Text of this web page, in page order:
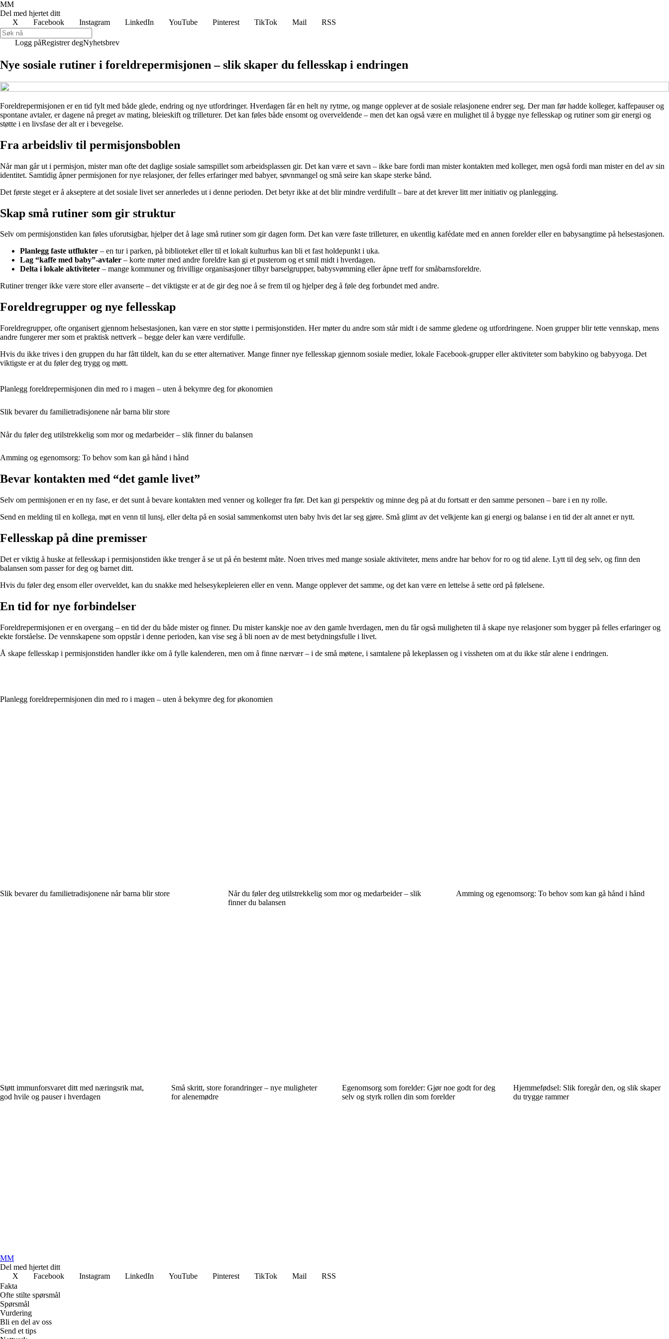
MM
Del med hjertet ditt
X
Facebook Instagram LinkedIn YouTube Pinterest TikTok Mail RSS
Logg påRegistrer degNyhetsbrev
Nye sosiale rutiner i foreldrepermisjonen – slik skaper du fellesskap i endringen
Foreldrepermisjonen er en tid fylt med både glede, endring og nye utfordringer. Hverdagen får en helt ny rytme, og mange opplever at de sosiale relasjonene endrer seg. Der man før hadde kolleger, kaffepauser og
spontane avtaler, er dagene nå preget av mating, bleieskift og trilleturer. Det kan føles både ensomt og overveldende – men det kan også være en mulighet til å bygge nye fellesskap og rutiner som gir energi og
støtte i en livsfase der alt er i bevegelse.
Fra arbeidsliv til permisjonsboblen
Når man går ut i permisjon, mister man ofte det daglige sosiale samspillet som arbeidsplassen gir. Det kan være et savn – ikke bare fordi man mister kontakten med kolleger, men også fordi man mister en del av sin
identitet. Samtidig åpner permisjonen for nye relasjoner, der felles erfaringer med babyer, søvnmangel og små seire kan skape sterke bånd.
Det første steget er å akseptere at det sosiale livet ser annerledes ut i denne perioden. Det betyr ikke at det blir mindre verdifullt – bare at det krever litt mer initiativ og planlegging.
Skap små rutiner som gir struktur
Selv om permisjonstiden kan føles uforutsigbar, hjelper det å lage små rutiner som gir dagen form. Det kan være faste trilleturer, en ukentlig kafédate med en annen forelder eller en babysangtime på helsestasjonen.
Planlegg faste utflukter – en tur i parken, på biblioteket eller til et lokalt kulturhus kan bli et fast holdepunkt i uka.
Lag “kaffe med baby”-avtaler – korte møter med andre foreldre kan gi et pusterom og et smil midt i hverdagen.
Delta i lokale aktiviteter – mange kommuner og frivillige organisasjoner tilbyr barselgrupper, babysvømming eller åpne treff for småbarnsforeldre.
Rutiner trenger ikke være store eller avanserte – det viktigste er at de gir deg noe å se frem til og hjelper deg å føle deg forbundet med andre.
Foreldregrupper og nye fellesskap
Foreldregrupper, ofte organisert gjennom helsestasjonen, kan være en stor støtte i permisjonstiden. Her møter du andre som står midt i de samme gledene og utfordringene. Noen grupper blir tette vennskap, mens
andre fungerer mer som et praktisk nettverk – begge deler kan være verdifulle.
Hvis du ikke trives i den gruppen du har fått tildelt, kan du se etter alternativer. Mange finner nye fellesskap gjennom sosiale medier, lokale Facebook-grupper eller aktiviteter som babykino og babyyoga. Det
viktigste er at du føler deg trygg og møtt.
Planlegg foreldrepermisjonen din med ro i magen – uten å bekymre deg for økonomien
Slik bevarer du familietradisjonene når barna blir store
Når du føler deg utilstrekkelig som mor og medarbeider – slik finner du balansen
Amming og egenomsorg: To behov som kan gå hånd i hånd
Bevar kontakten med “det gamle livet”
Selv om permisjonen er en ny fase, er det sunt å bevare kontakten med venner og kolleger fra før. Det kan gi perspektiv og minne deg på at du fortsatt er den samme personen – bare i en ny rolle.
Send en melding til en kollega, møt en venn til lunsj, eller delta på en sosial sammenkomst uten baby hvis det lar seg gjøre. Små glimt av det velkjente kan gi energi og balanse i en tid der alt annet er nytt.
Fellesskap på dine premisser
Det er viktig å huske at fellesskap i permisjonstiden ikke trenger å se ut på én bestemt måte. Noen trives med mange sosiale aktiviteter, mens andre har behov for ro og tid alene. Lytt til deg selv, og finn den
balansen som passer for deg og barnet ditt.
Hvis du føler deg ensom eller overveldet, kan du snakke med helsesykepleieren eller en venn. Mange opplever det samme, og det kan være en lettelse å sette ord på følelsene.
En tid for nye forbindelser
Foreldrepermisjonen er en overgang – en tid der du både mister og finner. Du mister kanskje noe av den gamle hverdagen, men du får også muligheten til å skape nye relasjoner som bygger på felles erfaringer og
ekte forståelse. De vennskapene som oppstår i denne perioden, kan vise seg å bli noen av de mest betydningsfulle i livet.
Å skape fellesskap i permisjonstiden handler ikke om å fylle kalenderen, men om å finne nærvær – i de små møtene, i samtalene på lekeplassen og i vissheten om at du ikke står alene i endringen.
Planlegg foreldrepermisjonen din med ro i magen – uten å bekymre deg for økonomien
Slik bevarer du familietradisjonene når barna blir store
Når du føler deg utilstrekkelig som mor og medarbeider – slik
finner du balansen
Amming og egenomsorg: To behov som kan gå hånd i hånd
Støtt immunforsvaret ditt med næringsrik mat,
god hvile og pauser i hverdagen
Små skritt, store forandringer – nye muligheter
for alenemødre
Egenomsorg som forelder: Gjør noe godt for deg
selv og styrk rollen din som forelder
Hjemmefødsel: Slik foregår den, og slik skaper
du trygge rammer
MM
Del med hjertet ditt
X
Facebook Instagram LinkedIn YouTube Pinterest TikTok Mail
RSS
Fakta
Ofte stilte spørsmål
Spørsmål
Vurdering
Bli en del av oss
Send et tips